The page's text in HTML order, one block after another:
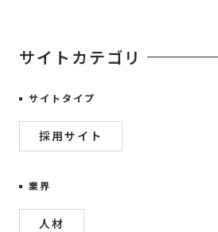
サイトカテゴリ
サイトタイプ
採用サイト
業界
人材